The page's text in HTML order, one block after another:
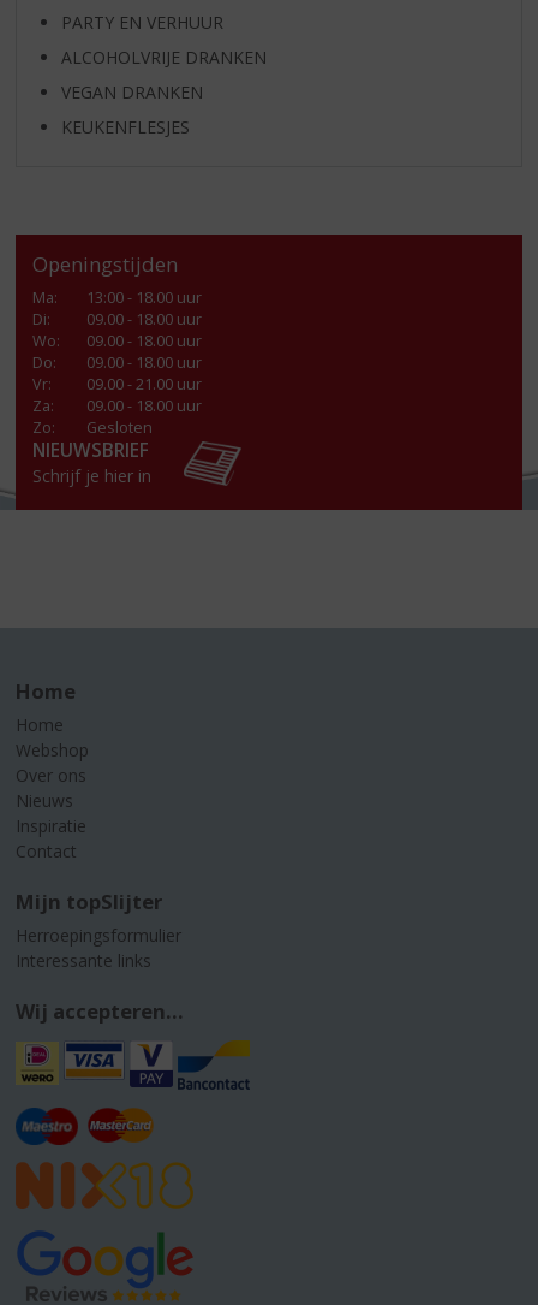
PARTY EN VERHUUR
ALCOHOLVRIJE DRANKEN
VEGAN DRANKEN
KEUKENFLESJES
Openingstijden
Ma:
13:00 - 18.00 uur
Di:
09.00 - 18.00 uur
Wo:
09.00 - 18.00 uur
Do:
09.00 - 18.00 uur
Vr:
09.00 - 21.00 uur
Za:
09.00 - 18.00 uur
Zo:
Gesloten
NIEUWSBRIEF
Schrijf je hier in
Home
Home
Webshop
Over ons
Nieuws
Inspiratie
Contact
Mijn topSlijter
Herroepingsformulier
Interessante links
Wij accepteren...